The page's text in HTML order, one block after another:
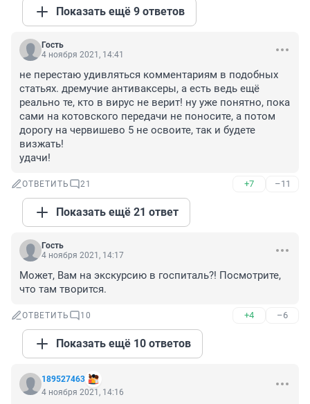
Показать ещё 9 ответов
Гость
4 ноября 2021, 14:41
не перестаю удивляться комментариям в подобных
статьях. дремучие антиваксеры, а есть ведь ещё
реально те, кто в вирус не верит! ну уже понятно, пока
сами на котовского передачи не поносите, а потом
дорогу на червишево 5 не освоите, так и будете
визжать!
удачи!
ОТВЕТИТЬ 21 +7 –11
Показать ещё 21 ответ
Гость
4 ноября 2021, 14:17
Может, Вам на экскурсию в госпиталь?! Посмотрите,
что там творится.
ОТВЕТИТЬ 10 +4 –6
Показать ещё 10 ответов
189527463
4 ноября 2021, 14:16